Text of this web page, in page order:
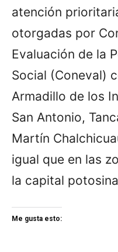
atención
otorgadas por
Evaluación de la
Social (Coneval)
Armadillo de los
San Antonio,
Martín
igual que en las
la capital
Me gusta esto: